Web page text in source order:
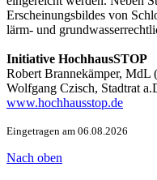
Erscheinungsbildes von
lärm- und
Initiative HochhausSTOP
Robert Brannekämper, MdL
Wolfgang Czisch, Stadtrat
www.hochhausstop.de
Eingetragen am 06.08.2026
Nach oben